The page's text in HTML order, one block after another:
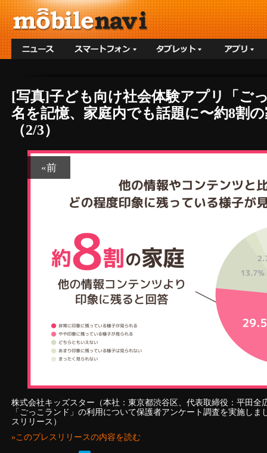
[写真]子ども向け社会体験アプリ「ご
名を記憶、家庭内でも話題に〜約8割
（2/3）
«前
株式会社キッズスター（本社：東京都渋谷区、代表取締役：平田全
「ごっこランド」の利用について保護者アンケート調査を実施し
スリリース）
»このプレスリリースの内容を読む